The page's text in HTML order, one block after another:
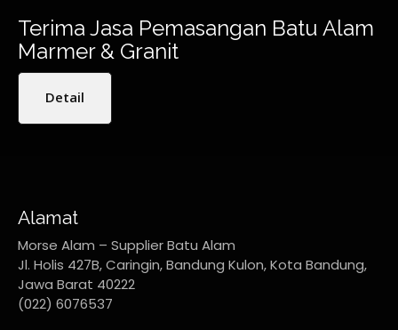
Terima Jasa Pemasangan Batu Alam
Marmer & Granit
Detail
Alamat
Morse Alam – Supplier Batu Alam
Jl. Holis 427B, Caringin, Bandung Kulon, Kota Bandung,
Jawa Barat 40222
(022) 6076537